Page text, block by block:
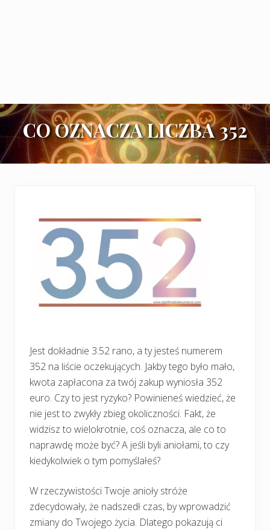
CO OZNACZA LICZBA 352
Jest dokładnie 3.52 rano, a ty jesteś numerem
352 na liście oczekujących. Jakby tego było mało,
kwota zapłacona za twój zakup wyniosła 352
euro. Czy to jest ryzyko? Powinieneś wiedzieć, że
nie jest to zwykły zbieg okoliczności. Fakt, że
widzisz to wielokrotnie, coś oznacza, ale co to
naprawdę może być? A jeśli byli aniołami, to czy
kiedykolwiek o tym pomyślałeś?
W rzeczywistości Twoje anioły stróże
zdecydowały, że nadszedł czas, by wprowadzić
zmiany do Twojego życia. Dlatego pokazują ci